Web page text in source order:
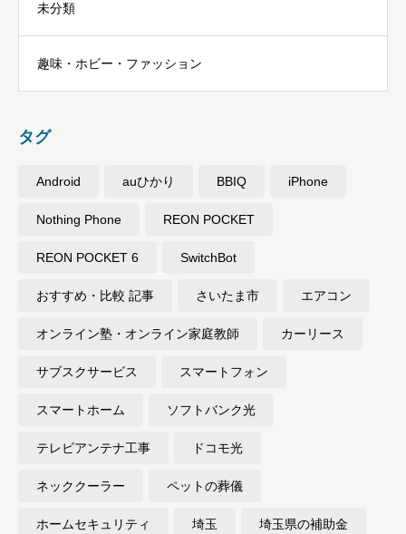
未分類
趣味・ホビー・ファッション
タグ
Android auひかり BBIQ iPhone
Nothing Phone REON POCKET
REON POCKET 6 SwitchBot
おすすめ・比較 記事 さいたま市 エアコン
オンライン塾・オンライン家庭教師 カーリース
サブスクサービス スマートフォン
スマートホーム ソフトバンク光
テレビアンテナ工事 ドコモ光
ネッククーラー ペットの葬儀
ホームセキュリティ 埼玉 埼玉県の補助金